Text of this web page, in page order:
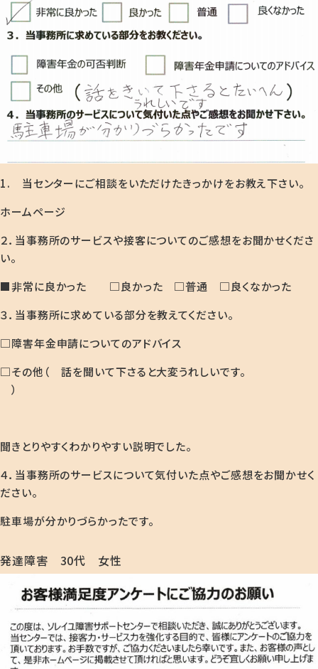
1. 当センターにご相談をいただけたきっかけをお教え下さい。
ホームページ
２．当事務所のサービスや接客についてのご感想をお聞かせくださ
い。
■非常に良かった □良かった □普通 □良くなかった
３．当事務所に求めている部分を教えてください。
□障害年金申請についてのアドバイス
□その他（ 話を聞いて下さると大変うれしいです。
）
聞きとりやすくわかりやすい説明でした。
４．当事務所のサービスについて気付いた点やご感想をお聞かせく
ださい。
駐車場が分かりづらかったです。
発達障害 30代 女性